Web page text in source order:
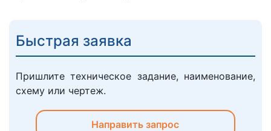
Быстрая заявка
Пришлите техническое задание, наименование,
схему или чертеж.
Направить запрос